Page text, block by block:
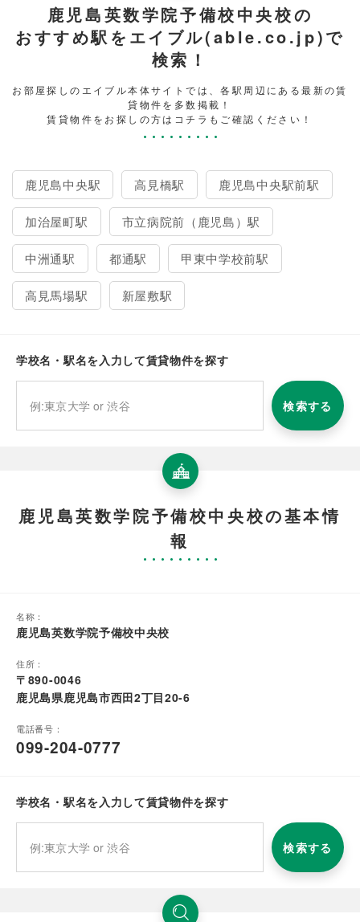
鹿児島英数学院予備校中央校の
おすすめ駅をエイブル(able.co.jp)で
検索！
お部屋探しのエイブル本体サイトでは、各駅周辺にある最新の賃
貸物件を多数掲載！
賃貸物件をお探しの方はコチラもご確認ください！
鹿児島中央駅 高見橋駅 鹿児島中央駅前駅
加治屋町駅 市立病院前（鹿児島）駅
中洲通駅 都通駅 甲東中学校前駅
高見馬場駅 新屋敷駅
学校名・駅名を入力して賃貸物件を探す
検索する
鹿児島英数学院予備校中央校の基本情
報
名称：
鹿児島英数学院予備校中央校
住所：
〒890-0046
鹿児島県鹿児島市西田2丁目20-6
電話番号：
099-204-0777
学校名・駅名を入力して賃貸物件を探す
検索する